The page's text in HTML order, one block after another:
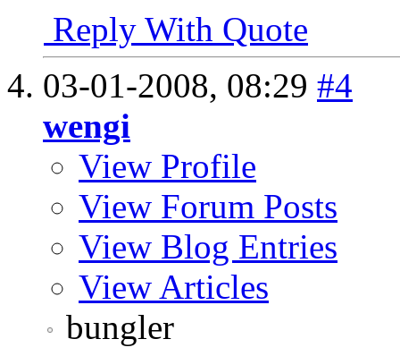
Reply With Quote
03-01-2008, 08:29 #4
wengi
View Profile
View Forum Posts
View Blog Entries
View Articles
bungler